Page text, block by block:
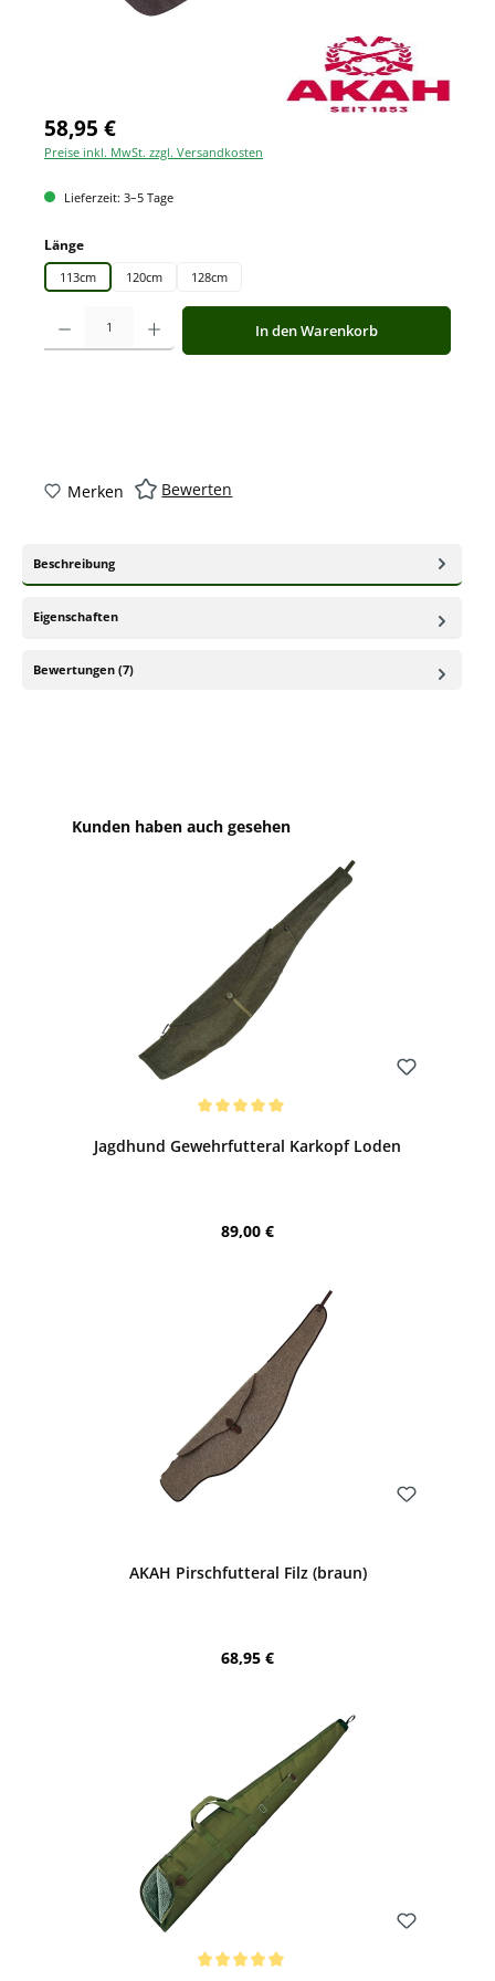
58,95 €
Preise inkl. MwSt. zzgl. Versandkosten
Lieferzeit: 3–5 Tage
Längeauswählen
113cm 120cm 128cm
Produkt Anzahl: Gib den gewünschten Wert ein oder benutze die
In den Warenkorb
Merken Bewerten
Beschreibung
Eigenschaften
Bewertungen (7)
Produktgalerie überspringen
Kunden haben auch gesehen
Jagdhund Gewehrfutteral Karkopf Loden
Regulärer Preis:
89,00 €
AKAH Pirschfutteral Filz (braun)
Regulärer Preis:
68,95 €